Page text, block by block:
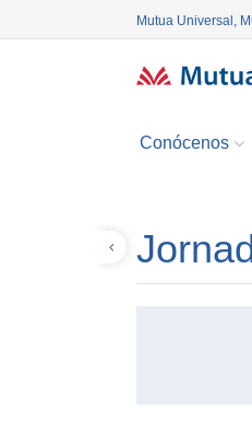
Mutua Universal,
Conócenos